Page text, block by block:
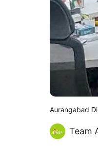
Aurangabad
Team